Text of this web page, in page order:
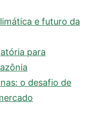
e futuro da
para
o desafio de